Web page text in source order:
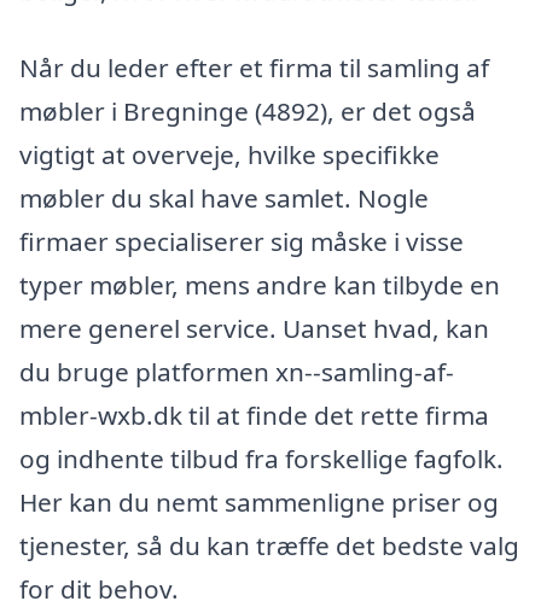
Når du leder efter et firma til samling af
møbler i Bregninge (4892), er det også
vigtigt at overveje, hvilke specifikke
møbler du skal have samlet. Nogle
firmaer specialiserer sig måske i visse
typer møbler, mens andre kan tilbyde en
mere generel service. Uanset hvad, kan
du bruge platformen xn--samling-af-
mbler-wxb.dk til at finde det rette firma
og indhente tilbud fra forskellige fagfolk.
Her kan du nemt sammenligne priser og
tjenester, så du kan træffe det bedste valg
for dit behov.